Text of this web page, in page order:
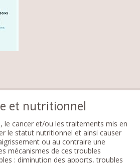
et nutritionnel
le cancer et/ou les traitements mis en
le statut nutritionnel et ainsi causer
ou au contraire une
mécanismes de ces troubles
: diminution des apports, troubles